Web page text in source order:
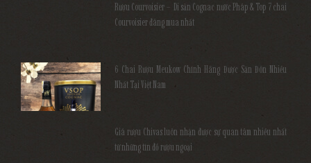
Rượu Courvoisier – Di sản Cognac nước Pháp & Top 7 chai
Courvoisier đáng mua nhất
6 Chai Rượu Meukow Chính Hãng Được Săn Đón Nhiều
Nhất Tại Việt Nam
Giá rượu Chivas luôn nhận được sự quan tâm nhiều nhất
từ những tín đồ rượu ngoại